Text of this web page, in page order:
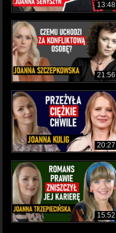
13:48
21:56
20:27
15:52